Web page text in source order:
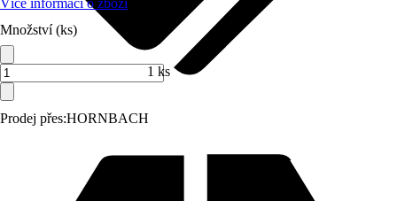
Prodej přes:HORNBACH
Více informací o zboží
Množství (ks)
1 ks